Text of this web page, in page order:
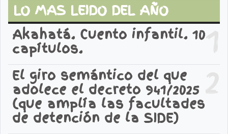
LO MAS LEIDO DEL AÑO
1
Akahatá. Cuento infantil. 10
capítulos.
2
El giro semántico del que
adolece el decreto 941/2025
(que amplía las facultades
de detención de la SIDE)